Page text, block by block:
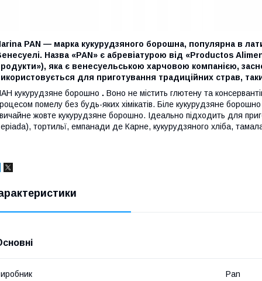
PAN — марка кукурудзяного борошна, популярна в
Назва «PAN» є абревіатурою від «Productos
яка є венесуельською харчовою компанією,
для приготування традиційних страв,
кукурудзяне борошно . Воно не містить глютену та
помелу без будь-яких хімікатів. Біле кукурудзяне
жовте кукурудзяне борошно. Ідеально підходить для
тортильї, емпанади де Карне, кукурудзяного хліба,
Pan